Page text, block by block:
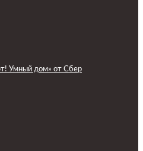
Умный дом» от Сбер